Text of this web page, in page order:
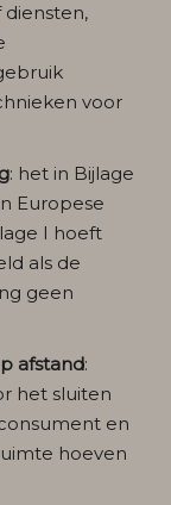
voor
: het in Bijlage
Europese
I hoeft
als de
geen
afstand:
het sluiten
en
hoeven